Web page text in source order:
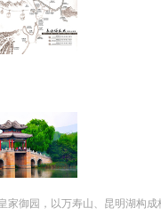
家御园，以万寿山、昆明湖构成